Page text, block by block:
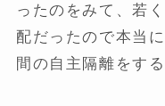
ったのをみて、若
配だったので本当
間の自主隔離をす